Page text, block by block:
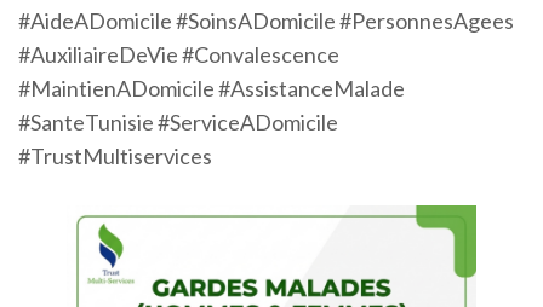
#AideADomicile #SoinsADomicile #PersonnesAgees
#AuxiliaireDeVie #Convalescence
#MaintienADomicile #AssistanceMalade
#SanteTunisie #ServiceADomicile
#TrustMultiservices